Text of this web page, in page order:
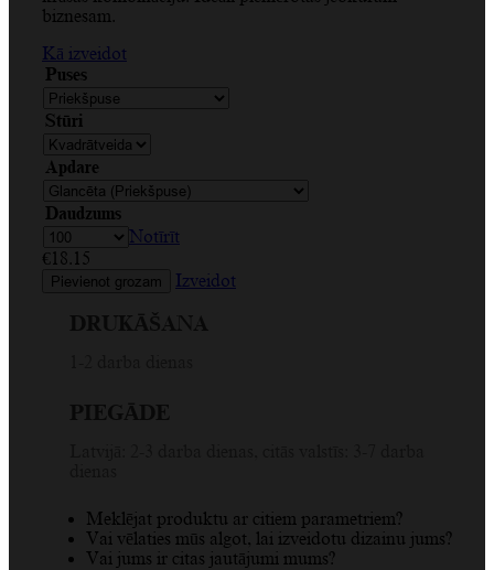
biznesam.
Kā izveidot
Puses
Stūri
Apdare
Daudzums
Notīrīt
€18.15
Pievienot grozam Izveidot
Meklējat produktu ar citiem parametriem?
Vai vēlaties mūs algot, lai izveidotu dizainu jums?
Vai jums ir citas jautājumi mums?